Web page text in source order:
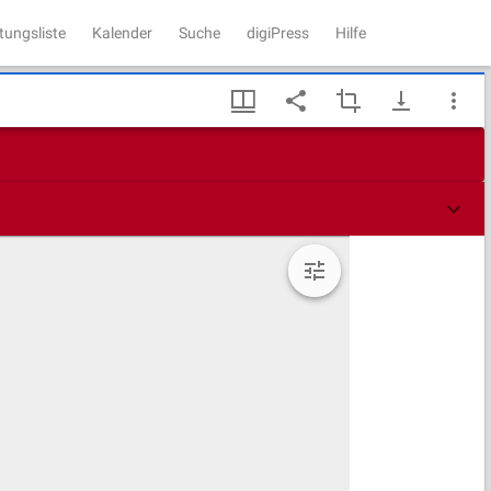
Kalender Suche digiPress Hilfe